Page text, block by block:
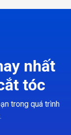
nhất
tóc
trong quá trình